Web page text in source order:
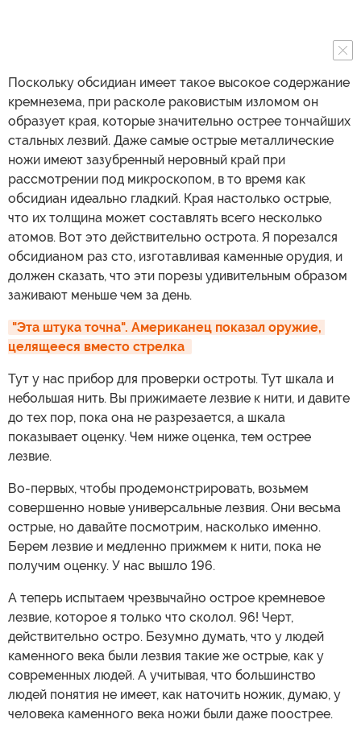
Поскольку обсидиан имеет такое высокое содержание
кремнезема, при расколе раковистым изломом он
образует края, которые значительно острее тончайших
стальных лезвий. Даже самые острые металлические
ножи имеют зазубренный неровный край при
рассмотрении под микроскопом, в то время как
обсидиан идеально гладкий. Края настолько острые,
что их толщина может составлять всего несколько
атомов. Вот это действительно острота. Я порезался
обсидианом раз сто, изготавливая каменные орудия, и
должен сказать, что эти порезы удивительным образом
заживают меньше чем за день.
"Эта штука точна". Американец показал оружие,
целящееся вместо стрелка
Тут у нас прибор для проверки остроты. Тут шкала и
небольшая нить. Вы прижимаете лезвие к нити, и давите
до тех пор, пока она не разрезается, а шкала
показывает оценку. Чем ниже оценка, тем острее
лезвие.
Во-первых, чтобы продемонстрировать, возьмем
совершенно новые универсальные лезвия. Они весьма
острые, но давайте посмотрим, насколько именно.
Берем лезвие и медленно прижмем к нити, пока не
получим оценку. У нас вышло 196.
А теперь испытаем чрезвычайно острое кремневое
лезвие, которое я только что сколол. 96! Черт,
действительно остро. Безумно думать, что у людей
каменного века были лезвия такие же острые, как у
современных людей. А учитывая, что большинство
людей понятия не имеет, как наточить ножик, думаю, у
человека каменного века ножи были даже поострее.